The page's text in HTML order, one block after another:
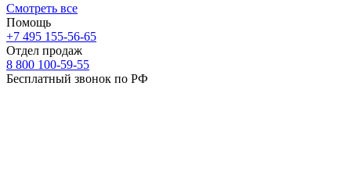
Смотреть все
Помощь
+7 495 155-56-65
Отдел продаж
8 800 100-59-55
Бесплатный звонок по РФ